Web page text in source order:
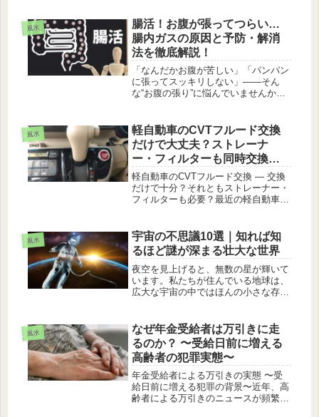
風水
腸活！お腹が張ってつらい…
腸内ガスの原因と予防・解消
法を徹底解説！
「なんだかお腹が苦しい」「パンパン
に張ってスッキリしない」――そん
な“お腹の張り”に悩んでいませんか？
以降になると、腸の動きが鈍くなった
り、ストレスや食生活の乱れでガス
が...
風水
軽自動車のCVTフルード交換
だけで大丈夫？ストレーナ
ー・フィルターも同時交換す
べき理由とは
軽自動車のCVTフルード交換 ― 交換
だけで十分？それともストレーナー・
フィルターも必要？最近の軽自動車に
さが魅力です。しかし、構造が複雑で
あるため、定期的なメンテナンス...
風水
宇宙の不思議10選｜知れば知
るほど謎が深まる壮大な世界
夜空を見上げると、無数の星が輝いて
います。私たちが住んでいる地球は、
広大な宇宙の中ではほんの小さな存在
が数多く存在しています。今回は、知
れば思わず誰かに話したくなる「宇宙
の...
風水
なぜ年金受給者は万引きに走
るのか？ 〜受給日前に増える
高齢者の犯罪実態〜
年金受給者による万引きの実態 〜受
給日前に増える犯罪の背景〜近年、高
齢者による万引きのニュースが頻繁に